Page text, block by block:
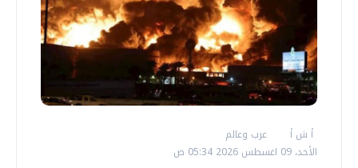
أ ش أ
عرب وعالم
الأحد، 09 اغسطس 2026 05:34 ص